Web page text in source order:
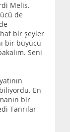
Melis.
de
bir şeyler
bir büyücü
Seni
En
bir
Tanrılar